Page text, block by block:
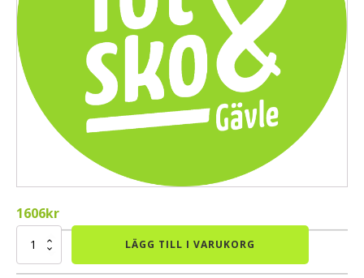
1606kr
(K89)
Fotinlägg
produktion
LÄGG TILL I VARUKORG